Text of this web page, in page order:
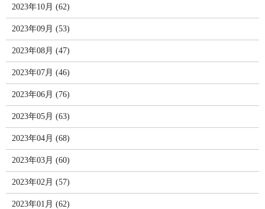
2023年10月 (62)
2023年09月 (53)
2023年08月 (47)
2023年07月 (46)
2023年06月 (76)
2023年05月 (63)
2023年04月 (68)
2023年03月 (60)
2023年02月 (57)
2023年01月 (62)